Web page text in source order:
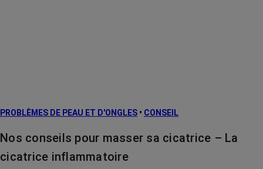
PROBLÈMES DE PEAU ET D'ONGLES • CONSEIL
Nos conseils pour masser sa cicatrice – La
cicatrice inflammatoire